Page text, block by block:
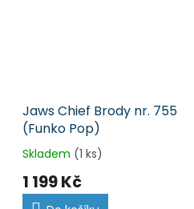
Jaws Chief Brody nr. 755
(Funko Pop)
Skladem (1 ks)
1 199 Kč